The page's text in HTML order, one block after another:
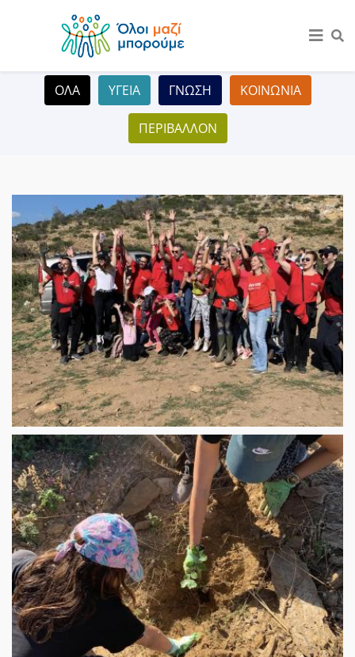
ΟΛΑ ΥΓΕΙΑ ΓΝΩΣΗ ΚΟΙΝΩΝΙΑ
ΠΕΡΙΒΑΛΛΟΝ